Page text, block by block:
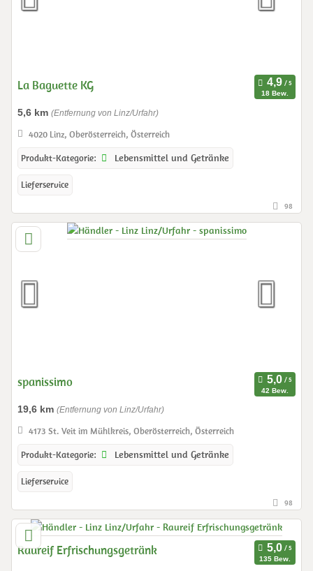
La Baguette KG
18 Bew.
5,6 km (Entfernung von Linz/Urfahr)
4020 Linz, Oberösterreich, Österreich
Produkt-Kategorie:
Lebensmittel und Getränke
Lieferservice
98
spanissimo
42 Bew.
19,6 km (Entfernung von Linz/Urfahr)
4173 St. Veit im Mühlkreis, Oberösterreich, Österreich
Produkt-Kategorie:
Lebensmittel und Getränke
Lieferservice
98
Raureif Erfrischungsgetränk
135 Bew.